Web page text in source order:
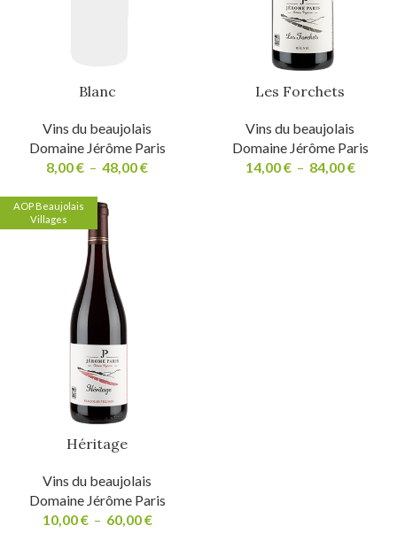
Blanc
Vins du beaujolais
Domaine Jérôme Paris
8,00€ – 48,00€
Les Forchets
Vins du beaujolais
Domaine Jérôme Paris
14,00€ – 84,00€
AOP Beaujolais
Villages
Héritage
Vins du beaujolais
Domaine Jérôme Paris
10,00€ – 60,00€